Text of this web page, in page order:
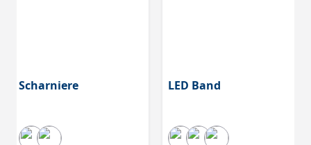
Scharniere LED Band